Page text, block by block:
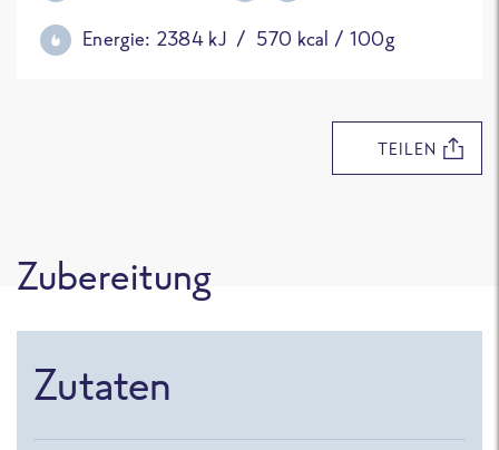
Energie: 2384kJ / 570 kcal / 100g
TEILEN
Zubereitung
Zutaten